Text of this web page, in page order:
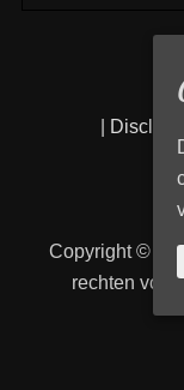
Copyright ©
rechten